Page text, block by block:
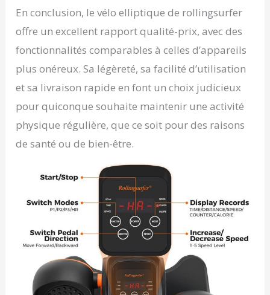
En conclusion, le vélo elliptique de rollingsurfer
offre un excellent rapport qualité-prix, avec des
fonctionnalités comparables à celles d’appareils
plus onéreux. Sa légèreté, sa facilité d’utilisation
et sa livraison rapide en font un choix judicieux
pour quiconque souhaite maintenir une activité
physique régulière, que ce soit pour des raisons
de santé ou de bien-être.